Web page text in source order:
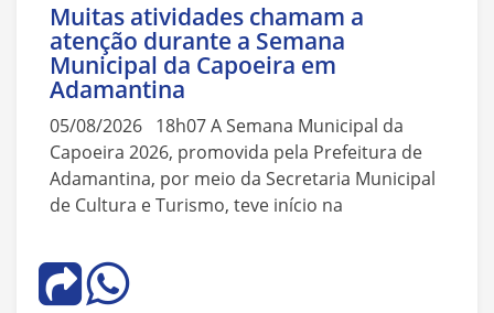
Muitas atividades chamam a
atenção durante a Semana
Municipal da Capoeira em
Adamantina
05/08/2026 18h07 A Semana Municipal da
Capoeira 2026, promovida pela Prefeitura de
Adamantina, por meio da Secretaria Municipal
de Cultura e Turismo, teve início na